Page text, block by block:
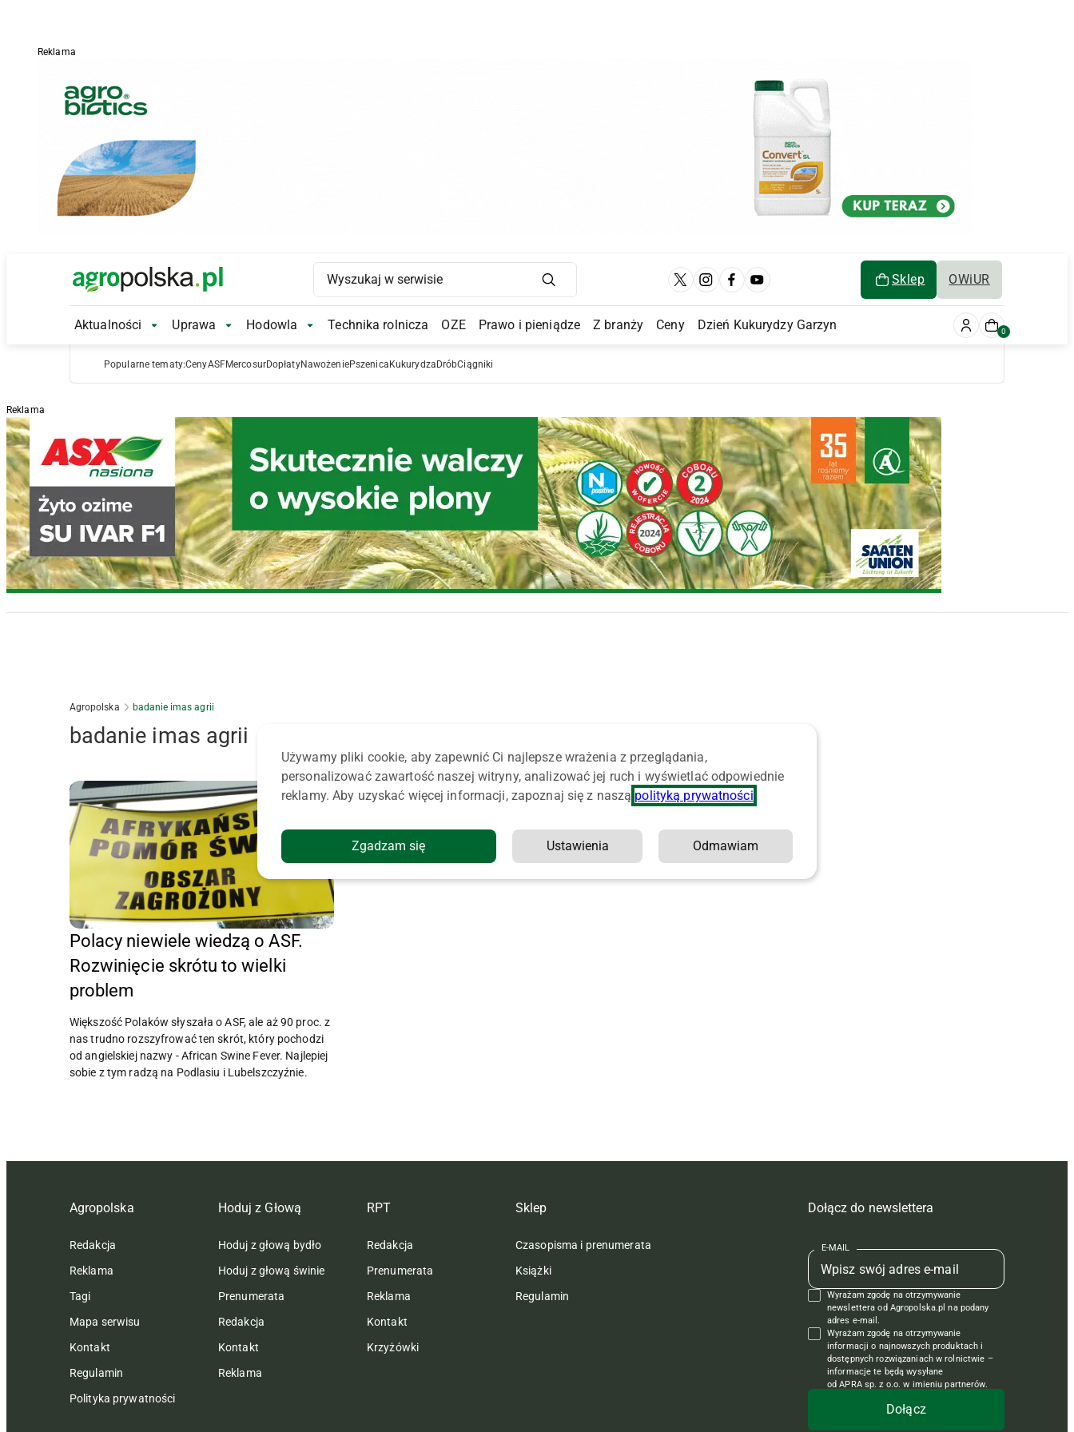
Reklama
Main Logo Sklep OWiUR
Main Navigation
Aktualności Aktualności Submenu
Uprawa Uprawa Submenu
Hodowla Hodowla Submenu
Technika rolnicza OZE Prawo i pieniądze Z branży Ceny Dzień Kukurydzy Garzyn 0
Popularne tematy:CenyASFMercosurDopłatyNawożeniePszenica Kukurydza DróbCiągniki
Reklama
Agropolska badanie imas agrii
badanie imas agrii
Polacy niewiele wiedzą o ASF.
Rozwinięcie skrótu to wielki
problem
Większość Polaków słyszała o ASF, ale aż 90 proc. z
nas trudno rozszyfrować ten skrót, który pochodzi
od angielskiej nazwy - African Swine Fever. Najlepiej
sobie z tym radzą na Podlasiu i Lubelszczyźnie.
Agropolska
Redakcja
Reklama
Tagi
Mapa serwisu
Kontakt
Regulamin
Polityka prywatności
Hoduj z Głową
Hoduj z głową bydło
Hoduj z głową świnie
Prenumerata
Redakcja
Kontakt
Reklama
RPT
Redakcja
Prenumerata
Reklama
Kontakt
Krzyżówki
Sklep
Czasopisma i prenumerata
Książki
Regulamin
Dołącz do newslettera
E-MAIL
Wyrażam zgodę na otrzymywanie
newslettera od Agropolska.pl na podany
adres e-mail.
Wyrażam zgodę na otrzymywanie
informacji o najnowszych produktach i
dostępnych rozwiązaniach w rolnictwie –
informacje te będą wysyłane
od APRA sp. z o.o. w imieniu partnerów.
Używamy pliki cookie, aby zapewnić Ci najlepsze wrażenia z przeglądania,
personalizować zawartość naszej witryny, analizować jej ruch i wyświetlać odpowiednie
reklamy. Aby uzyskać więcej informacji, zapoznaj się z naszą polityką prywatności
Zgadzam się Ustawienia Odmawiam